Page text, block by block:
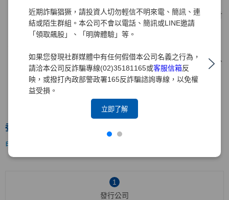
近期詐騙猖獗，請投資人切勿輕信不明來電、簡訊、連
結或陌生群組。本公司不會以電話、簡訊或LINE邀請
「領取飆股」、「明牌體驗」等。
如果您發現社群媒體中有任何假借本公司名義之行為，
請洽本公司反詐騙專線(02)35181165或客服信箱反
映，或撥打內政部警政署165反詐騙諮詢專線，以免權
益受損。
立即了解
對於前已發行之公司債或其他債務，曾有違約或遲延支付
本息之事實已了結者。
對於前已發行之公司債或其他債務有違約或遲延支付本息
之事實，尚在繼續中者。
最近三年或開業不及三年之開業年度課稅後之平均淨利，
未達原定發行之公司債應負擔年息總額之百分之一百者。
但經由銀行保證發行之公司債不受限制。
委託證券承銷商對外公開承銷發行流程
申報生效日：3個營業日或12個營業日(視發行主體不同)
1
發行公司